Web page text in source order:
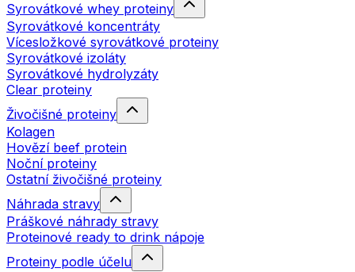
Syrovátkové whey proteiny
Syrovátkové koncentráty
Vícesložkové syrovátkové proteiny
Syrovátkové izoláty
Syrovátkové hydrolyzáty
Clear proteiny
Živočišné proteiny
Kolagen
Hovězí beef protein
Noční proteiny
Ostatní živočišné proteiny
Náhrada stravy
Práškové náhrady stravy
Proteinové ready to drink nápoje
Proteiny podle účelu